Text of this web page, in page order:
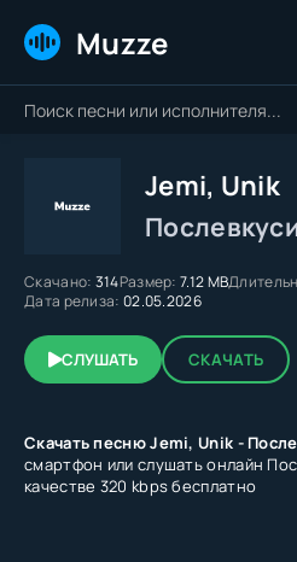
Muzze
Jemi, Unik
Скачано: 314Размер: 7.12 MB
Дата релиза: 02.05.2026
СЛУШАТЬ СКАЧАТЬ
Скачать песню Jemi, Unik -
смартфон или слушать онлайн
качестве 320 kbps бесплатно